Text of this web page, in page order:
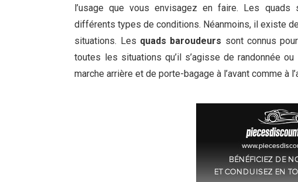
l’usage que vous envisagez en faire. Les quads
différents types de conditions. Néanmoins, il existe
situations. Les quads baroudeurs sont connus
toutes les situations qu’il s’agisse de randonnée
marche arrière et de porte-bagage à l’avant comme à